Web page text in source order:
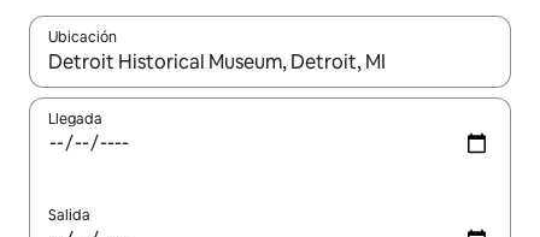
Ubicación
Cuando los resultados estén disponibles, navega con las
Llegada
Salida